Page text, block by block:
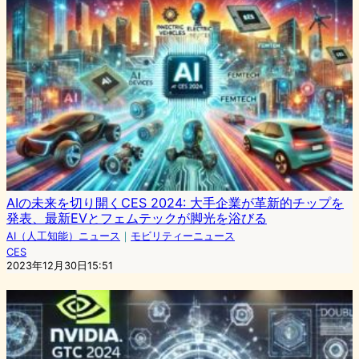
AIの未来を切り開くCES 2024: 大手企業が革新的チップを
発表、最新EVとフェムテックが脚光を浴びる
AI（人工知能）ニュース ｜ モビリティーニュース
CES
2023年12月30日15:51